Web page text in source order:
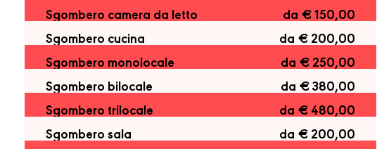
Sgombero camera da letto
da € 150,00
Sgombero cucina
da € 200,00
Sgombero monolocale
da € 250,00
Sgombero bilocale
da € 380,00
Sgombero trilocale
da € 480,00
Sgombero sala
da € 200,00